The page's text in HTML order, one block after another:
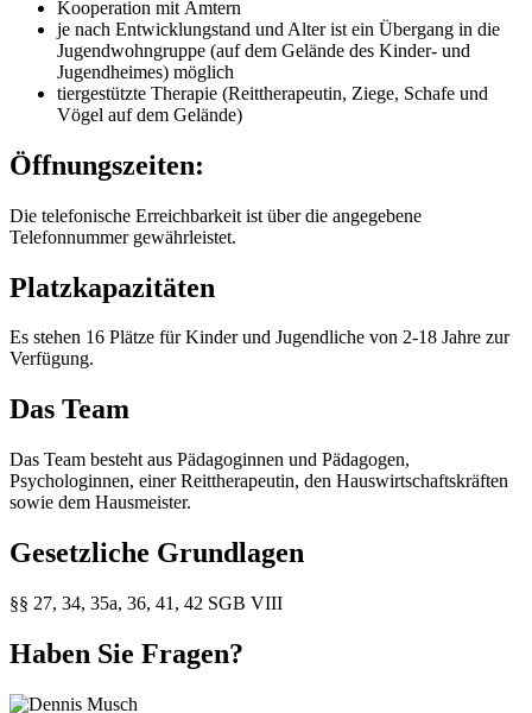
Kooperation mit Ämtern
je nach Entwicklungstand und Alter ist ein Übergang in die
Jugendwohngruppe (auf dem Gelände des Kinder- und
Jugendheimes) möglich
tiergestützte Therapie (Reittherapeutin, Ziege, Schafe und
Vögel auf dem Gelände)
Öffnungszeiten:
Die telefonische Erreichbarkeit ist über die angegebene
Telefonnummer gewährleistet.
Platzkapazitäten
Es stehen 16 Plätze für Kinder und Jugendliche von 2-18 Jahre zur
Verfügung.
Das Team
Das Team besteht aus Pädagoginnen und Pädagogen,
Psychologinnen, einer Reittherapeutin, den Hauswirtschaftskräften
sowie dem Hausmeister.
Gesetzliche Grundlagen
§§ 27, 34, 35a, 36, 41, 42 SGB VIII
Haben Sie Fragen?